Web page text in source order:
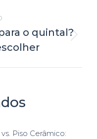
o quintal?
Piso Cerâmico: